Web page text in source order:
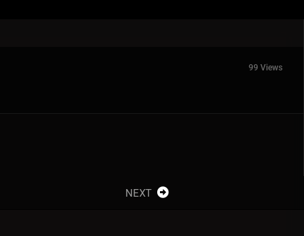
99 Views
NEXT